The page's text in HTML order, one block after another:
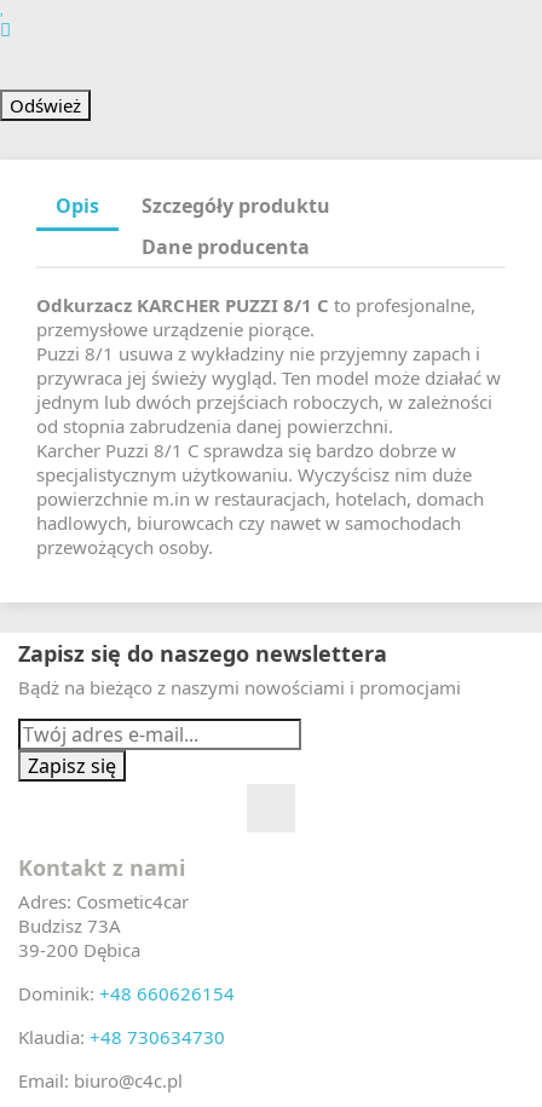
Opis
Szczegóły produktu
Dane producenta
Odkurzacz KARCHER PUZZI 8/1 C to profesjonalne,
przemysłowe urządzenie piorące.
Puzzi 8/1 usuwa z wykładziny nie przyjemny zapach i
przywraca jej świeży wygląd. Ten model może działać w
jednym lub dwóch przejściach roboczych, w zależności
od stopnia zabrudzenia danej powierzchni.
Karcher Puzzi 8/1 C sprawdza się bardzo dobrze w
specjalistycznym użytkowaniu. Wyczyścisz nim duże
powierzchnie m.in w restauracjach, hotelach, domach
hadlowych, biurowcach czy nawet w samochodach
przewożących osoby.
Zapisz się do naszego newslettera
Bądż na bieżąco z naszymi nowościami i promocjami
Kontakt z nami
Adres: Cosmetic4car
Budzisz 73A
39-200 Dębica
Dominik: +48 660626154
Klaudia: +48 730634730
Email: biuro@c4c.pl